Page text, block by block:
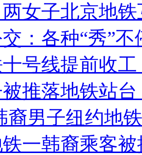
植树
花炮节热闹非凡 减压"枕头大战"
战”
女子北京地
：各种“秀”不
号线提前收
推落地铁站
裔男子纽约地
一韩裔乘客